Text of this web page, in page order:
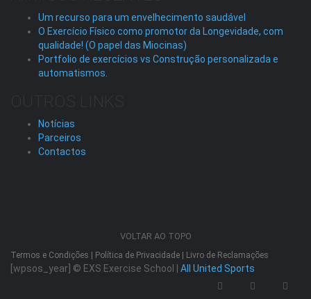
Um recurso para um envelhecimento saudável
O Exercício Físico como promotor da Longevidade, com
qualidade! (O papel das Miocinas)
Portfolio de exercícios vs Construção personalizada e
automatismos.
Notícias
Parceiros
Contactos
VOLTAR AO TOPO
Termos e Condições Política de Privacidade Livro de Reclamações
[wpsos_year] © EXS Exercise School | All United Sports